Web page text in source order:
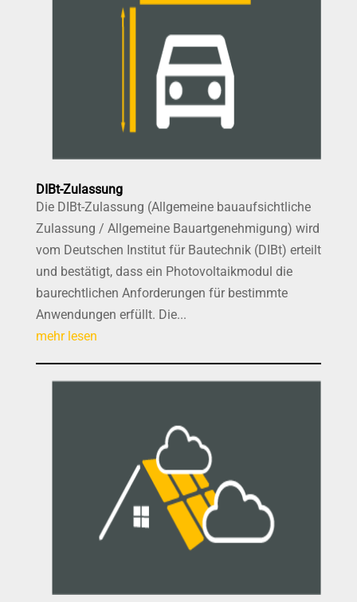
DIBt-Zulassung
Die DIBt-Zulassung (Allgemeine bauaufsichtliche
Zulassung / Allgemeine Bauartgenehmigung) wird
vom Deutschen Institut für Bautechnik (DIBt) erteilt
und bestätigt, dass ein Photovoltaikmodul die
baurechtlichen Anforderungen für bestimmte
Anwendungen erfüllt. Die...
mehr lesen